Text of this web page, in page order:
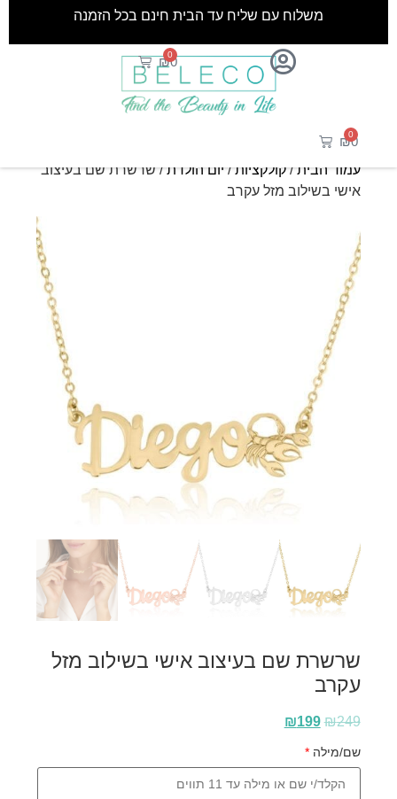
₪0
0
משלוח עם שליח עד הבית חינם בכל הזמנה
₪0
0
עמוד הבית/קולקציות/יום הולדת/ שרשרת שם בעיצוב
אישי בשילוב מזל עקרב
שרשרת שם בעיצוב אישי בשילוב מזל
עקרב
₪249
₪199
שם/מילה*